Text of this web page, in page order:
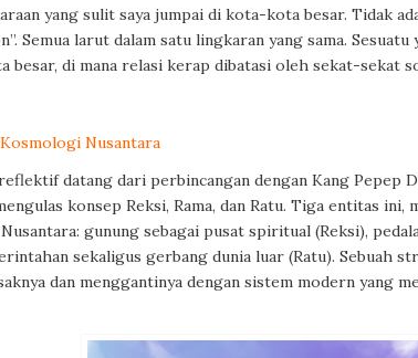
yang sulit saya jumpai di kota-kota besar. Tidak
Semua larut dalam satu lingkaran yang sama.
besar, di mana relasi kerap dibatasi oleh sekat-sekat
Nusantara
datang dari perbincangan dengan Kang Pepep
konsep Reksi, Rama, dan Ratu. Tiga entitas ini,
gunung sebagai pusat spiritual (Reksi),
sekaligus gerbang dunia luar (Ratu). Sebuah
dan menggantinya dengan sistem modern yang